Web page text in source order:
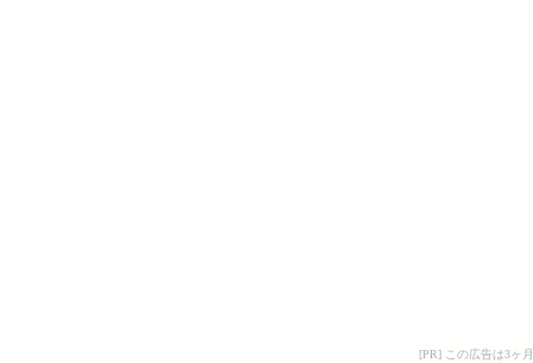
[PR] この広告は3ヶ